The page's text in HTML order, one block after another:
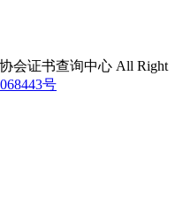
会证书查询中心 All Right
号